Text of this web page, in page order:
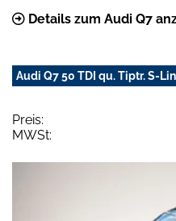
Details zum Audi Q7
Audi Q7 50 TDI qu. Tiptr. S-
Preis:
MWSt: